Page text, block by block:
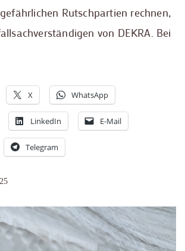
Rutschpartien rechnen,
von DEKRA. Bei
X WhatsApp
LinkedIn E-Mail
Telegram